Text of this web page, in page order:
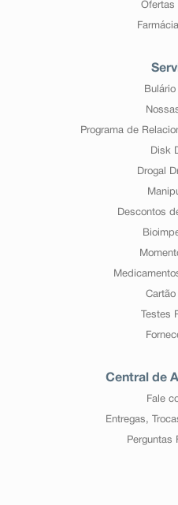
Ofertas
Programa de
Disk
Drogal
Descontos
Cartão
Testes
Central de
Fale
Entregas,
Perguntas